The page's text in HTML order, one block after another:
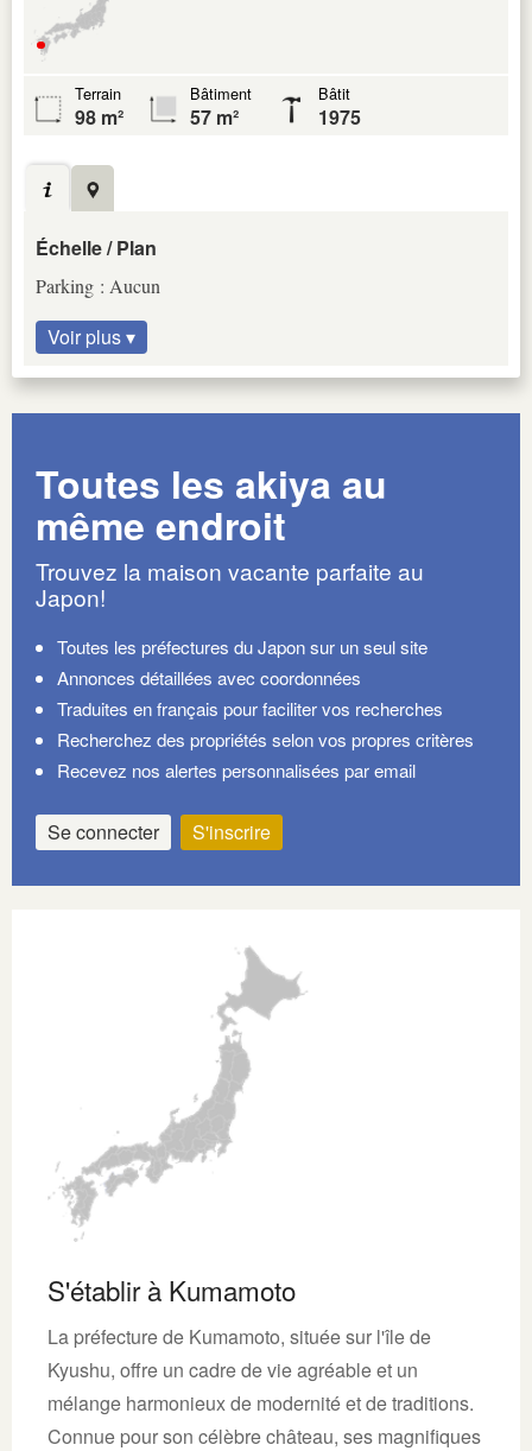
Terrain
98 m²
Bâtiment
57 m²
Bâtit
1975
Échelle / Plan
Parking : Aucun
Voir plus ▾
Toutes les akiya au
même endroit
Trouvez la maison vacante parfaite au
Japon!
Toutes les préfectures du Japon sur un seul site
Annonces détaillées avec coordonnées
Traduites en français pour faciliter vos recherches
Recherchez des propriétés selon vos propres critères
Recevez nos alertes personnalisées par email
Se connecter S'inscrire
S'établir à Kumamoto
La préfecture de Kumamoto, située sur l'île de
Kyushu, offre un cadre de vie agréable et un
mélange harmonieux de modernité et de traditions.
Connue pour son célèbre château, ses magnifiques